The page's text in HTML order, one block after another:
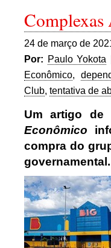
24 de março de
Por: Paulo Yokota
Econômico,
Club, tentativa de
Um artigo
Econômico
compra do